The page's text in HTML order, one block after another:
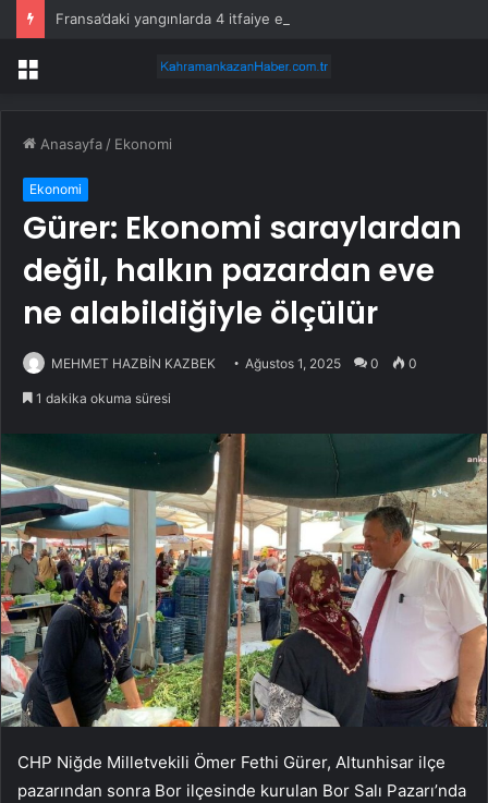
Fransa’daki yangınlarda 4 itfaiye eri hayatını kaybetti
Menü
Anasayfa / Ekonomi
Ekonomi
Gürer: Ekonomi saraylardan
değil, halkın pazardan eve
ne alabildiğiyle ölçülür
MEHMET HAZBİN KAZBEK Ağustos 1, 2025 0 0
1 dakika okuma süresi
CHP Niğde Milletvekili Ömer Fethi Gürer, Altunhisar ilçe
pazarından sonra Bor ilçesinde kurulan Bor Salı Pazarı’nda